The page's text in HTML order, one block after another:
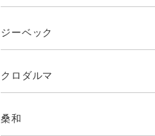
ジーベック
クロダルマ
桑和